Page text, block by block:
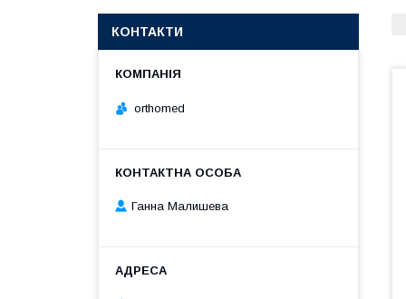
КОНТАКТИ
orthomed
Ганна Малишева